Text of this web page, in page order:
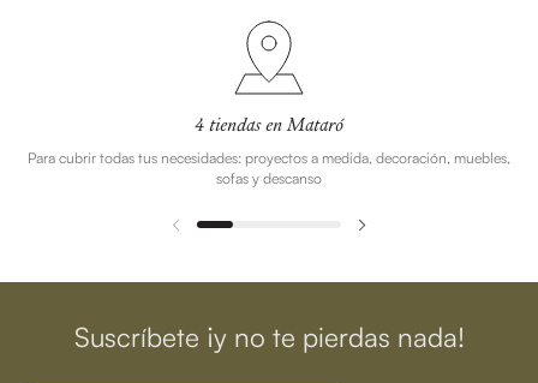
4 tiendas en Mataró
Para cubrir todas tus necesidades: proyectos a medida, decoración, muebles,
sofas y descanso
Suscríbete ¡y no te pierdas nada!